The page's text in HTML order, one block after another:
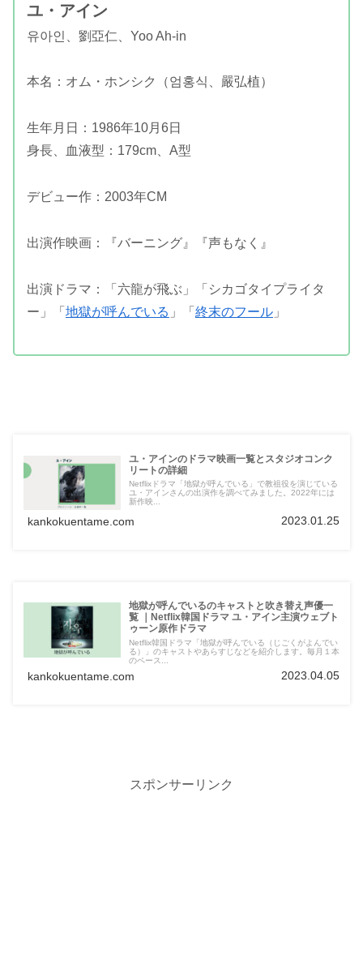
ユ・アイン
유아인、 劉亞仁、Yoo Ah-in
本名：オム・ホンシク（엄홍식、嚴弘植）
生年月日：1986年10月6日
身長、血液型：179cm、A型
デビュー作：2003年CM
出演作映画：『バーニング』『声もなく』
出演ドラマ：「六龍が飛ぶ」「シカゴタイプライタ
ー」「 地獄が呼んでいる 」「 終末のフール 」
ユ・アインのドラマ映画一覧とスタジオコンク
リートの詳細
Netflixドラマ「地獄が呼んでいる」で教祖役を演じている
ユ・アインさんの出演作を調べてみました。2022年には
新作映...
kankokuentame.com 2023.01.25
地獄が呼んでいるのキャストと吹き替え声優一
覧 ｜Netflix韓国ドラマ ユ・アイン主演ウェブト
ゥーン原作ドラマ
Netflix韓国ドラマ「地獄が呼んでいる（じごくがよんでい
る）」のキャストやあらすじなどを紹介します。毎月１本
のペース...
kankokuentame.com 2023.04.05
スポンサーリンク